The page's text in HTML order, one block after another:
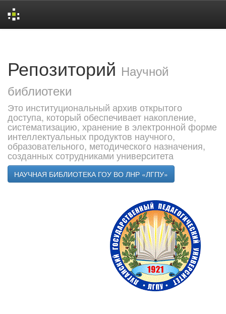
Репозиторий Научной
библиотеки
Это институциональный архив открытого
доступа, который обеспечивает накопление,
систематизацию, хранение в электронной форме
интеллектуальных продуктов научного,
образовательного, методического назначения,
созданных сотрудниками университета
НАУЧНАЯ БИБЛИОТЕКА ГОУ ВО ЛНР «ЛГПУ»